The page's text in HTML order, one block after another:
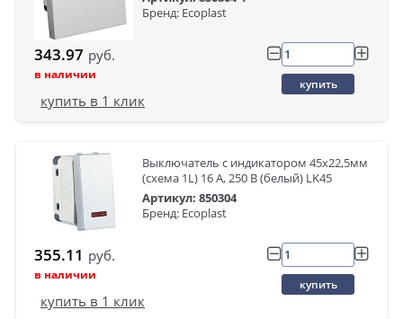
Бренд: Ecoplast
343.97 руб.
в наличии
купить
купить в 1 клик
Выключатель с индикатором 45х22,5мм
(схема 1L) 16 A, 250 B (белый) LK45
Артикул: 850304
Бренд: Ecoplast
355.11 руб.
в наличии
купить
купить в 1 клик